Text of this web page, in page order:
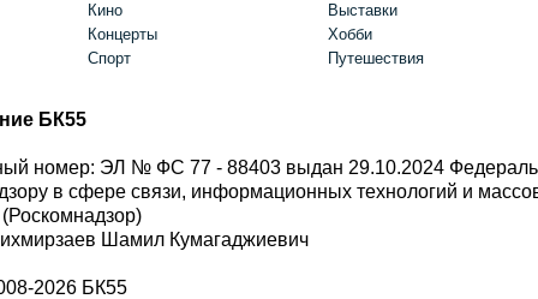
Кино
Концерты
Спорт
Выставки
Хобби
Путешествия
БК55
номер: ЭЛ № ФС 77 - 88403 выдан 29.10.2024
в сфере связи, информационных технологий и
Шамил Кумагаджиевич
2026 БК55